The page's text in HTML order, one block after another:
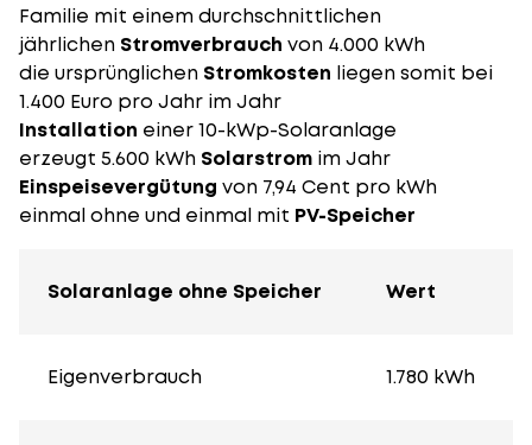
Familie mit einem durchschnittlichen
jährlichen Stromverbrauch von 4.000 kWh
die ursprünglichen Stromkosten liegen somit bei
1.400 Euro pro Jahr im Jahr
Installation einer 10-kWp-Solaranlage
erzeugt 5.600 kWh Solarstrom im Jahr
Einspeisevergütung von 7,94 Cent pro kWh
einmal ohne und einmal mit PV-Speicher
Solaranlage ohne Speicher Wert
Eigenverbrauch 1.780 kWh